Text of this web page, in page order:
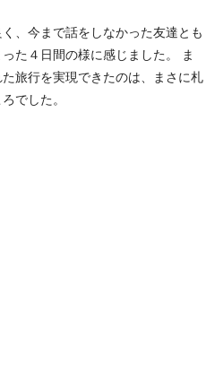
、今まで話をしなかった友達とも
た４日間の様に感じました。 ま
旅行を実現できたのは、まさに札
でした。